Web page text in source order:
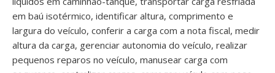
em baú isotérmico, identificar altura, comprimento e
largura do veículo, conferir a carga com a nota fiscal, medir
altura da carga, gerenciar autonomia do veículo, realizar
pequenos reparos no veículo, manusear carga com